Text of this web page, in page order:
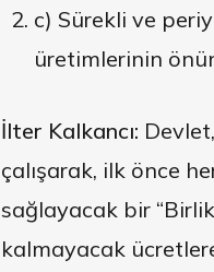
c) Sürekli ve
üretimlerinin
İlter Kalkancı:
çalışarak, ilk önce
sağlayacak bir
kalmayacak